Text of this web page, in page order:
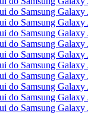
do Samsung
do Samsung
do Samsung
do Samsung
do Samsung
do Samsung
do Samsung
do Samsung Galaxy
do Samsung
do Samsung